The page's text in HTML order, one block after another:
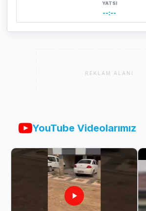
YATSI
--:--
REKLAM ALANI
YouTube Videolarımız